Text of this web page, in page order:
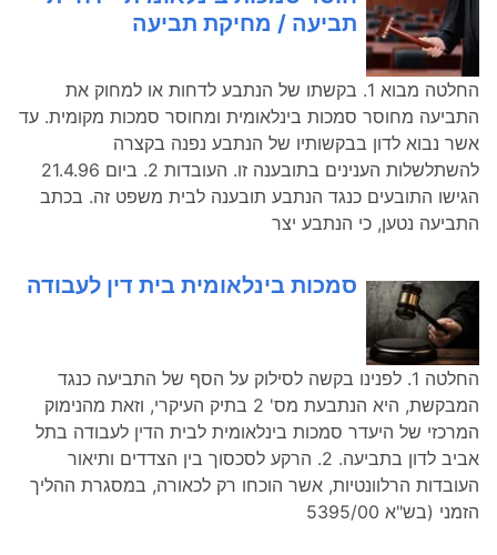
תביעה / מחיקת תביעה
החלטה מבוא 1. בקשתו של הנתבע לדחות או למחוק את
התביעה מחוסר סמכות בינלאומית ומחוסר סמכות מקומית. עד
אשר נבוא לדון בבקשותיו של הנתבע נפנה בקצרה
להשתלשלות הענינים בתובענה זו. העובדות 2. ביום 21.4.96
הגישו התובעים כנגד הנתבע תובענה לבית משפט זה. בכתב
התביעה נטען, כי הנתבע יצר
סמכות בינלאומית בית דין לעבודה
החלטה 1. לפנינו בקשה לסילוק על הסף של התביעה כנגד
המבקשת, היא הנתבעת מס' 2 בתיק העיקרי, וזאת מהנימוק
המרכזי של היעדר סמכות בינלאומית לבית הדין לעבודה בתל
אביב לדון בתביעה. 2. הרקע לסכסוך בין הצדדים ותיאור
העובדות הרלוונטיות, אשר הוכחו רק לכאורה, במסגרת ההליך
הזמני (בש"א 5395/00